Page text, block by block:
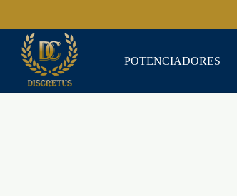
POTENCIADORES